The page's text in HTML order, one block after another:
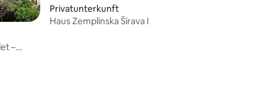
–
Privatunterkunft
Haus Zemplínska Šírava I